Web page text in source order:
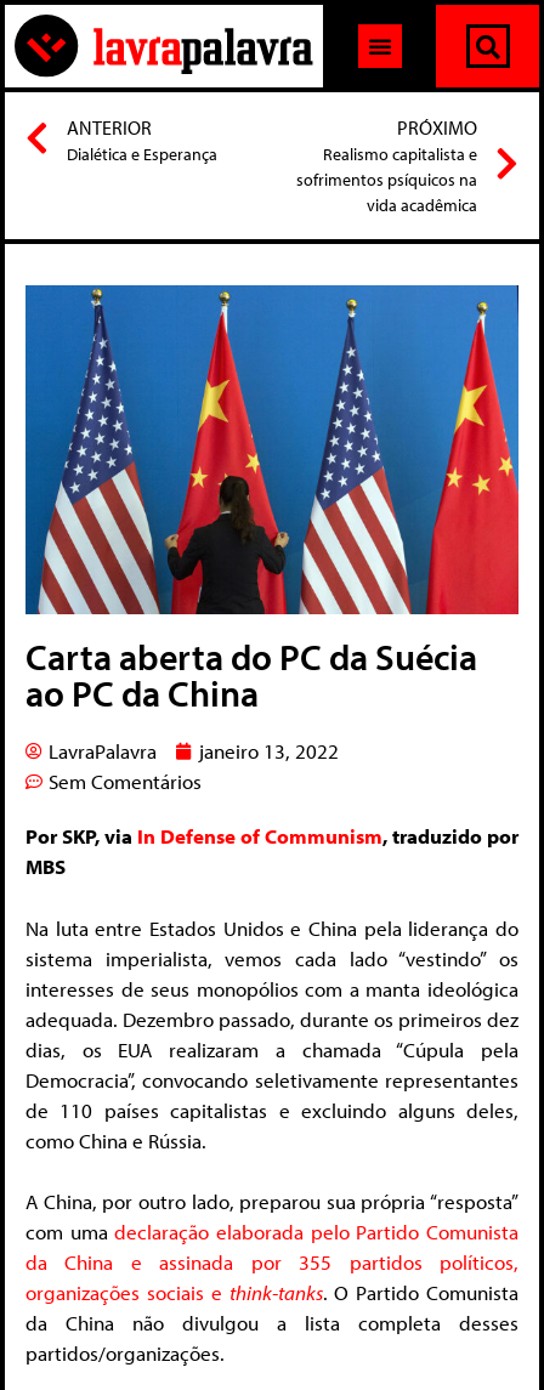
ANTERIOR
Dialética e Esperança
PRÓXIMO
Realismo capitalista e
sofrimentos psíquicos na
vida acadêmica
Carta aberta do PC da Suécia
ao PC da China
LavraPalavra
janeiro 13, 2022
Sem Comentários
Por SKP, via In Defense of Communism, traduzido por
MBS
Na luta entre Estados Unidos e China pela liderança do
sistema imperialista, vemos cada lado “vestindo” os
interesses de seus monopólios com a manta ideológica
adequada. Dezembro passado, durante os primeiros dez
dias, os EUA realizaram a chamada “Cúpula pela
Democracia”, convocando seletivamente representantes
de 110 países capitalistas e excluindo alguns deles,
como China e Rússia.
A China, por outro lado, preparou sua própria “resposta”
com umadeclaração elaborada pelo Partido Comunista
da China e assinada por 355 partidos políticos,
organizações sociais e think-tanks. O Partido Comunista
da China não divulgou a lista completa desses
partidos/organizações.